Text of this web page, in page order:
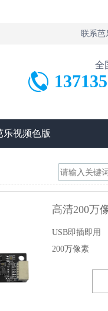
联系芭
全
乐视频色版
USB即插即用
200万像素